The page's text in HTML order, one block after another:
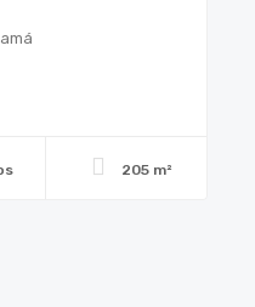
205 m²